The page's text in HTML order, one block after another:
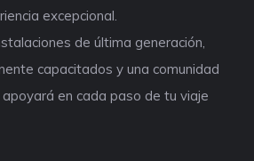
excepcional.
de última generación,
capacitados y una comunidad
en cada paso de tu viaje